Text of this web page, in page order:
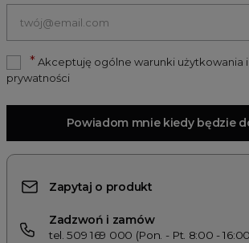
* Akceptuję ogólne warunki użytkowania
prywatności
Powiadom mnie kiedy będzie
Zapytaj o produkt
Zadzwoń i zamów
tel. 509 169 000 (Pon. - Pt. 8:00 -